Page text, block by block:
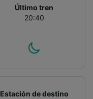
Último tren
20:40
Estación de destino